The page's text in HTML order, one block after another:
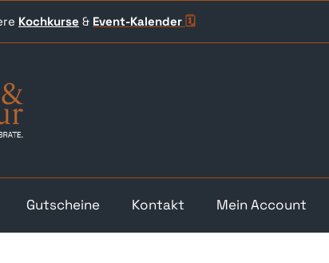
Kochkurse & Event-Kalender 🗓️
Gutscheine Kontakt Mein Account